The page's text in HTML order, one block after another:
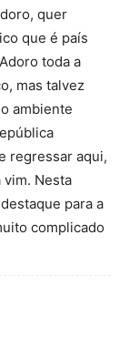
quer
que é país
toda a
mas talvez
ambiente
regressar aqui,
vim. Nesta
para a
complicado